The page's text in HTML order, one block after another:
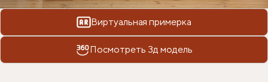
Виртуальная примерка
Посмотреть 3д модель